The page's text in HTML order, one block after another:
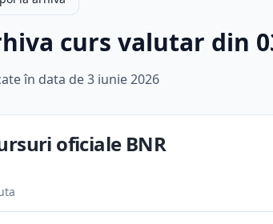
curs valutar din
în data de3 iunie 2026
oficiale BNR